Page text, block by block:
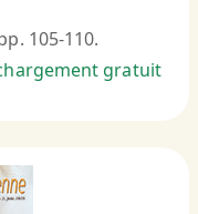
105-110.
gratuit